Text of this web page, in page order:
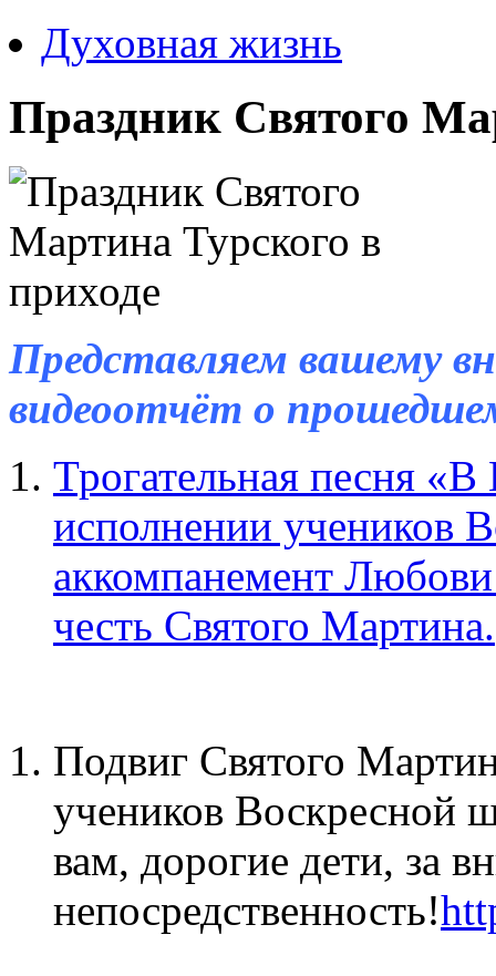
Духовная жизнь
Праздник Святого
Представляем вашему
видеоотчёт о
Трогательная песня
исполнении учеников
аккомпанемент
честь Святого Мартина.
Подвиг Святого
учеников Воскресной
вам, дорогие дети, за
непосредственность!